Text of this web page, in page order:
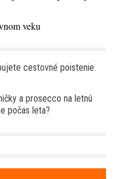
veku
cestovné poistenie.
a prosecco na letnú
počas leta?